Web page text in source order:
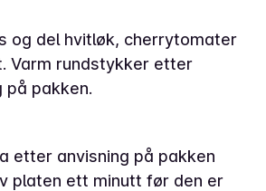
og del hvitløk, cherrytomater
Varm rundstykker etter
på pakken.
etter anvisning på pakken
platen ett minutt før den er